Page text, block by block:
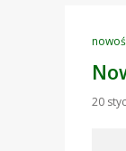
20